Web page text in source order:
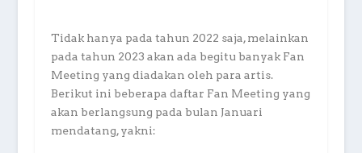
Tidak hanya pada tahun 2022 saja, melainkan
pada tahun 2023 akan ada begitu banyak Fan
Meeting yang diadakan oleh para artis.
Berikut ini beberapa daftar Fan Meeting yang
akan berlangsung pada bulan Januari
mendatang, yakni: